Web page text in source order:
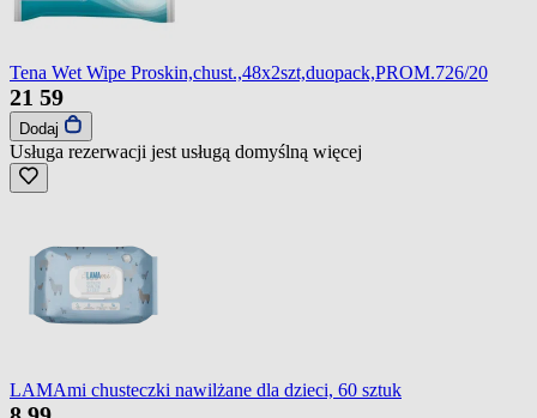
Tena Wet Wipe Proskin,chust.,48x2szt,duopack,PROM.726/20
21 59
Dodaj
Usługa rezerwacji jest usługą domyślną więcej
LAMAmi chusteczki nawilżane dla dzieci, 60 sztuk